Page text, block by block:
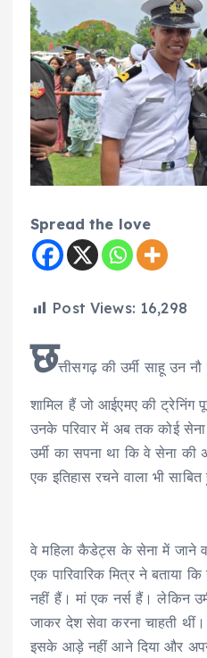
Spread the love
Post Views: 16,298
छत्तीसगढ़ की उर्मी साहू उन
शामिल हैं जो आईएमए की ट्रेनिंग
उनके परिवार में अब तक कोई
उर्मी का सपना था कि वे सेना
एक इतिहास रचने वाला भी
वे महिला कैडेट्स के सेना में जाने
एक पारिवारिक मित्र ने बताया
नहीं हैं। मां एक नर्स हैं। लेकिन
जाकर देश सेवा करना चाहती थीं।
इसके आड़े नहीं आने दिया और